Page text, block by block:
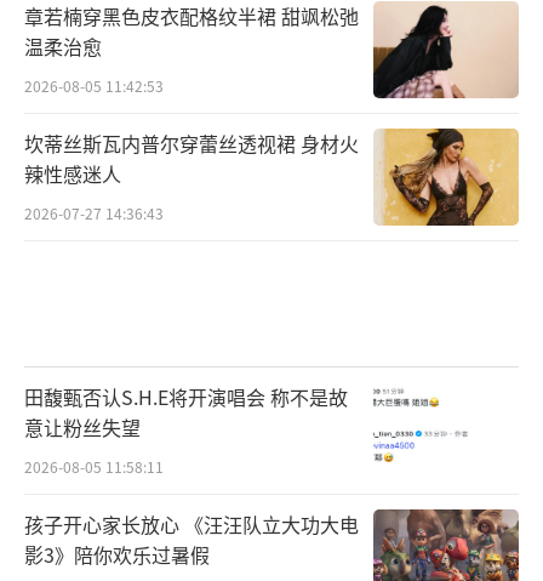
章若楠穿黑色皮衣配格纹半裙 甜飒松弛
温柔治愈
2026-08-05 11:42:53
坎蒂丝斯瓦内普尔穿蕾丝透视裙 身材火
辣性感迷人
2026-07-27 14:36:43
田馥甄否认S.H.E将开演唱会 称不是故
意让粉丝失望
2026-08-05 11:58:11
孩子开心家长放心 《汪汪队立大功大电
影3》陪你欢乐过暑假